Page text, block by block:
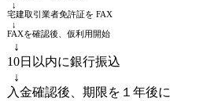
↓
宅建取引業者免許証を FAX
↓
FAXを確認後、仮利用開始
↓
10日以内に銀行振込
↓
入金確認後、期限を１年後に